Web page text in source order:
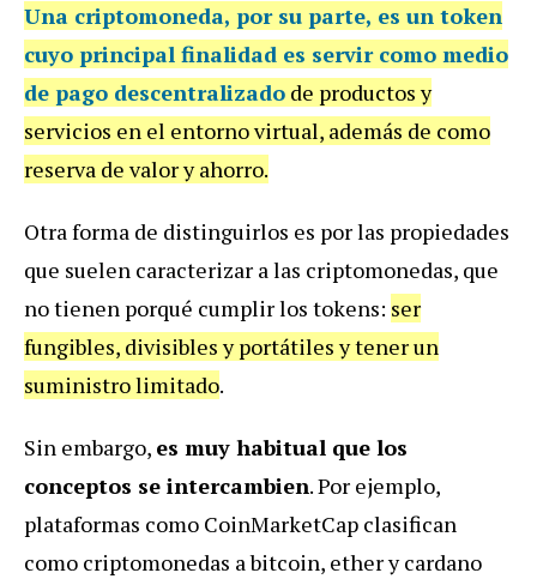
Una criptomoneda, por su parte, es un token
cuyo principal finalidad es servir como medio
de pago descentralizado de productos y
servicios en el entorno virtual, además de como
reserva de valor y ahorro.
Otra forma de distinguirlos es por las propiedades
que suelen caracterizar a las criptomonedas, que
no tienen porqué cumplir los tokens: ser
fungibles, divisibles y portátiles y tener un
suministro limitado.
Sin embargo, es muy habitual que los
conceptos se intercambien. Por ejemplo,
plataformas como CoinMarketCap clasifican
como criptomonedas a bitcoin, ether y cardano